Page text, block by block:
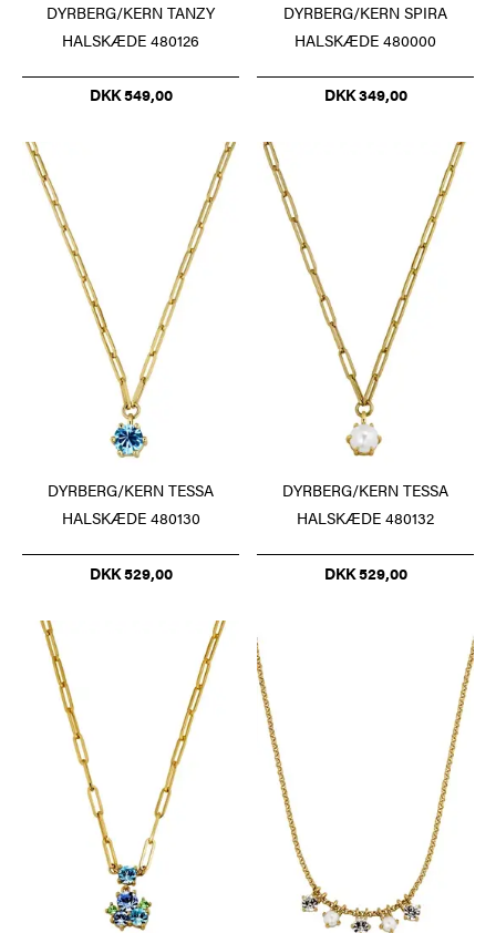
DYRBERG/KERN TANZY
HALSKÆDE 480126
DKK 549,00
DYRBERG/KERN SPIRA
HALSKÆDE 480000
DKK 349,00
DYRBERG/KERN TESSA
HALSKÆDE 480130
DKK 529,00
DYRBERG/KERN TESSA
HALSKÆDE 480132
DKK 529,00